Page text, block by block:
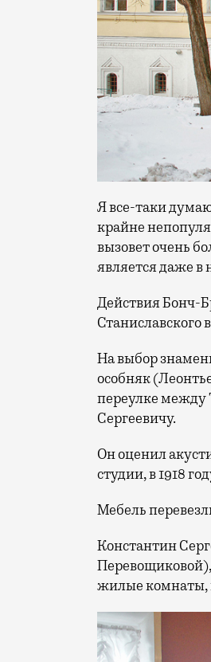
Я все-таки
крайне
вызовет очень
является даже в
Действия Бонч-
Станиславского
На выбор
особняк
переулке между
Сергеевичу.
Он оценил
студии, в 1918
Мебель
Константин
жилые комнаты,